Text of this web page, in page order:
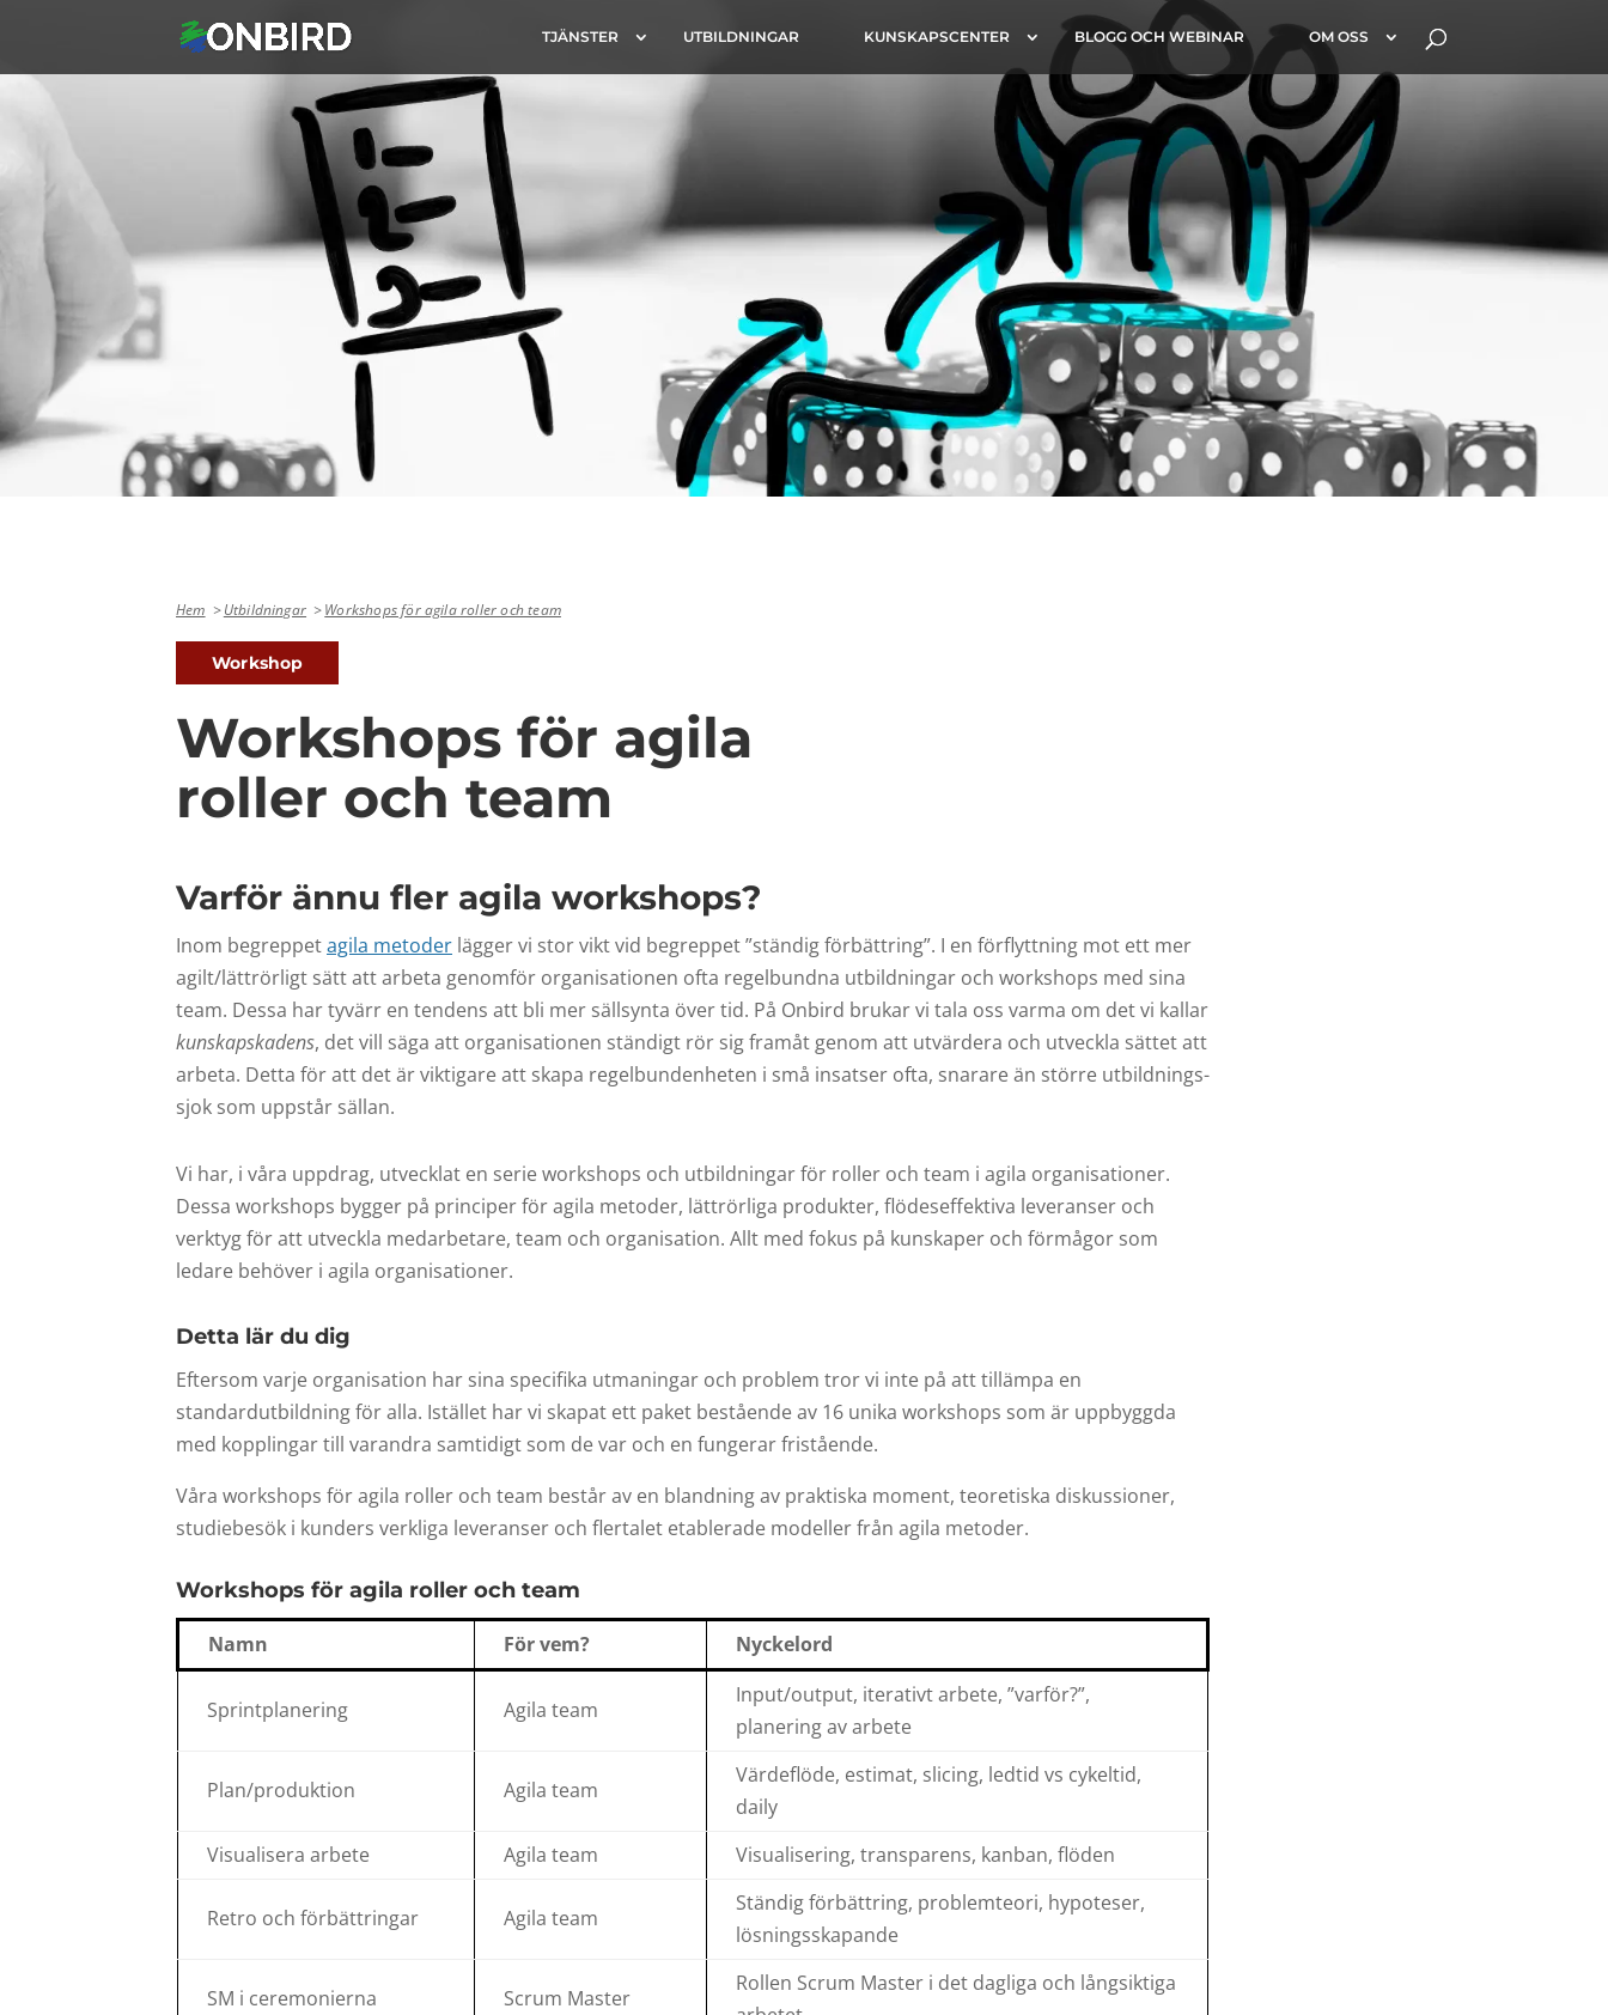
TJÄNSTER UTBILDNINGAR KUNSKAPSCENTER BLOGG OCH WEBINAR OM OSS
Hem Utbildningar Workshops för agila roller och team
Workshop
Workshops för agila
roller och team
Varför ännu fler agila workshops?
Inom begreppetagila metoder lägger vi stor vikt vid begreppet ”ständig förbättring”. I en förflyttning mot ett mer
agilt/lättrörligt sätt att arbeta genomför organisationen ofta regelbundna utbildningar och workshops med sina
team. Dessa har tyvärr en tendens att bli mer sällsynta över tid. På Onbird brukar vi tala oss varma om det vi kallar
kunskapskadens, det vill säga att organisationen ständigt rör sig framåt genom att utvärdera och utveckla sättet att
arbeta. Detta för att det är viktigare att skapa regelbundenheten i små insatser ofta, snarare än större utbildnings-
sjok som uppstår sällan.
Vi har, i våra uppdrag, utvecklat en serie workshops och utbildningar för roller och team i agila organisationer.
Dessa workshops bygger på principer för agila metoder, lättrörliga produkter, flödeseffektiva leveranser och
verktyg för att utveckla medarbetare, team och organisation. Allt med fokus på kunskaper och förmågor som
ledare behöver i agila organisationer.
Detta lär du dig
Eftersom varje organisation har sina specifika utmaningar och problem tror vi inte på att tillämpa en
standardutbildning för alla. Istället har vi skapat ett paket bestående av 16 unika workshops som är uppbyggda
med kopplingar till varandra samtidigt som de var och en fungerar fristående.
Våra workshops för agila roller och team består av en blandning av praktiska moment, teoretiska diskussioner,
studiebesök i kunders verkliga leveranser och flertalet etablerade modeller från agila metoder.
Workshops för agila roller och team
Namn För vem? Nyckelord
Sprintplanering Agila team
Input/output, iterativt arbete, ”varför?”,
planering av arbete
Plan/produktion Agila team
Värdeflöde, estimat, slicing, ledtid vs cykeltid,
daily
Visualisera arbete
Agila team Visualisering, transparens, kanban, flöden
Retro och förbättringar Agila team
Ständig förbättring, problemteori, hypoteser,
lösningsskapande
SM i ceremonierna Scrum Master
Rollen Scrum Master i det dagliga och långsiktiga